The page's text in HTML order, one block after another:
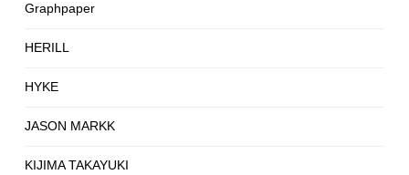
Graphpaper
HERILL
HYKE
JASON MARKK
KIJIMA TAKAYUKI